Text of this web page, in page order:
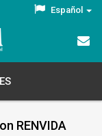
Español
RENVIDA